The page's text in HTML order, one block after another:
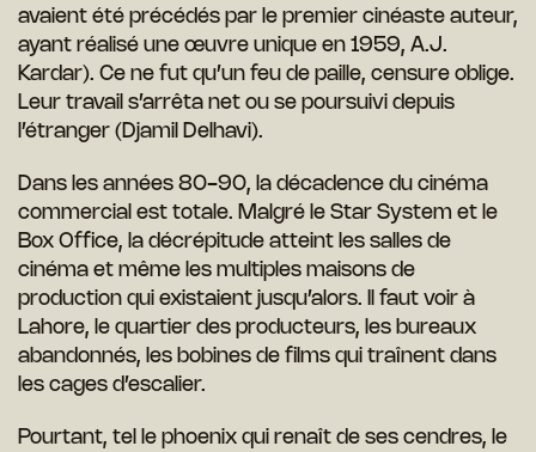
avaient été précédés par le premier cinéaste auteur,
ayant réalisé une œuvre unique en 1959, A.J.
Kardar). Ce ne fut qu’un feu de paille, censure oblige.
Leur travail s’arrêta net ou se poursuivi depuis
l’étranger (Djamil Delhavi).
Dans les années 80-90, la décadence du cinéma
commercial est totale. Malgré le Star System et le
Box Office, la décrépitude atteint les salles de
cinéma et même les multiples maisons de
production qui existaient jusqu’alors. Il faut voir à
Lahore, le quartier des producteurs, les bureaux
abandonnés, les bobines de films qui traînent dans
les cages d’escalier.
Pourtant, tel le phoenix qui renaît de ses cendres, le